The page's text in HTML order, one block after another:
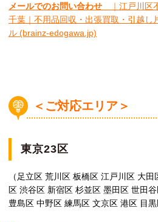
メールでのお問い合わせ
｜江戸川
千葉｜不用品回収・出張買取・引越し
ル (brainz-edogawa.jp)
＜ご対応エリア＞
東京23区
（足立区 荒川区 板橋区 江戸川区 大
区 渋谷区 新宿区 杉並区 墨田区 世田
豊島区 中野区 練馬区 文京区 港区 目黒